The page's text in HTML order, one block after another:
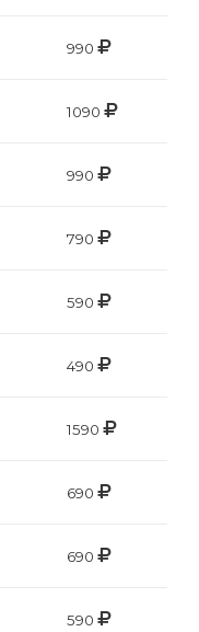
990
1090
990
790
590
490
1590
690
690
590